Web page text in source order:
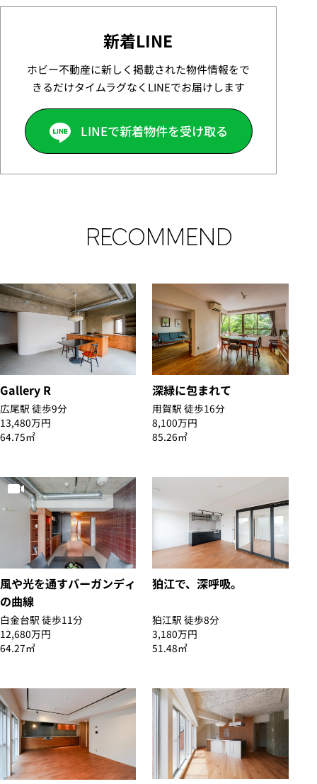
新着LINE
ホビー不動産に新しく掲載された物件情報をで
きるだけタイムラグなくLINEでお届けします
LINEで新着物件を受け取る
RECOMMEND
Gallery R
広尾駅 徒歩9分
13,480万円
64.75㎡
深緑に包まれて
用賀駅 徒歩16分
8,100万円
85.26㎡
風や光を通すバーガンディ
の曲線
白金台駅 徒歩11分
12,680万円
64.27㎡
狛江で、深呼吸。
狛江駅 徒歩8分
3,180万円
51.48㎡